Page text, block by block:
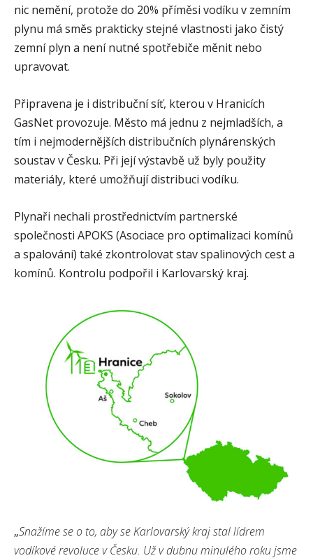
nic nemění, protože do 20% příměsi vodíku v zemním
plynu má směs prakticky stejné vlastnosti jako čistý
zemní plyn a není nutné spotřebiče měnit nebo
upravovat.
Připravena je i distribuční síť, kterou v Hranicích
GasNet provozuje. Město má jednu z nejmladších, a
tím i nejmodernějších distribučních plynárenských
soustav v Česku. Při její výstavbě už byly použity
materiály, které umožňují distribuci vodíku.
Plynaři nechali prostřednictvím partnerské
společnosti APOKS (Asociace pro optimalizaci komínů
a spalování) také zkontrolovat stav spalinových cest a
komínů. Kontrolu podpořil i Karlovarský kraj.
„Snažíme se o to, aby se Karlovarský kraj stal lídrem
vodíkové revoluce v Česku. Už v dubnu minulého roku jsme